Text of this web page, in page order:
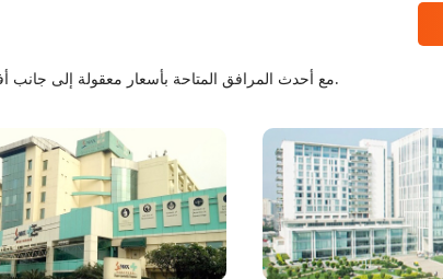
المستشفيات المعتمدة من JCI و NABH مع أحدث المرافق المتاحة بأسعار معقولة إلى جانب أفضل الطاقم الطبي.